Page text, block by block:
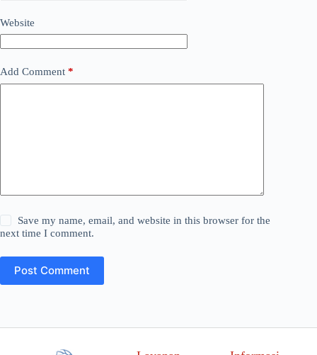
Website
Add Comment *
Save my name, email, and website in this browser for the
next time I comment.
Post Comment